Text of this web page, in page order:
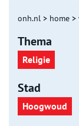
onh.nl > home >
Thema
Religie
Stad
Hoogwoud